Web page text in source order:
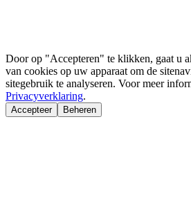
Door op "Accepteren" te klikken, gaat u
van cookies op uw apparaat om de
sitegebruik te analyseren. Voor meer
Privacyverklaring.
Accepteer Beheren